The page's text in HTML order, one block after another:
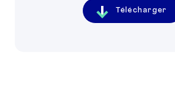
Télécharger